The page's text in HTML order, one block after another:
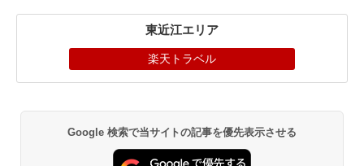
東近江エリア
楽天トラベル
Google 検索で当サイトの記事を優先表示させる